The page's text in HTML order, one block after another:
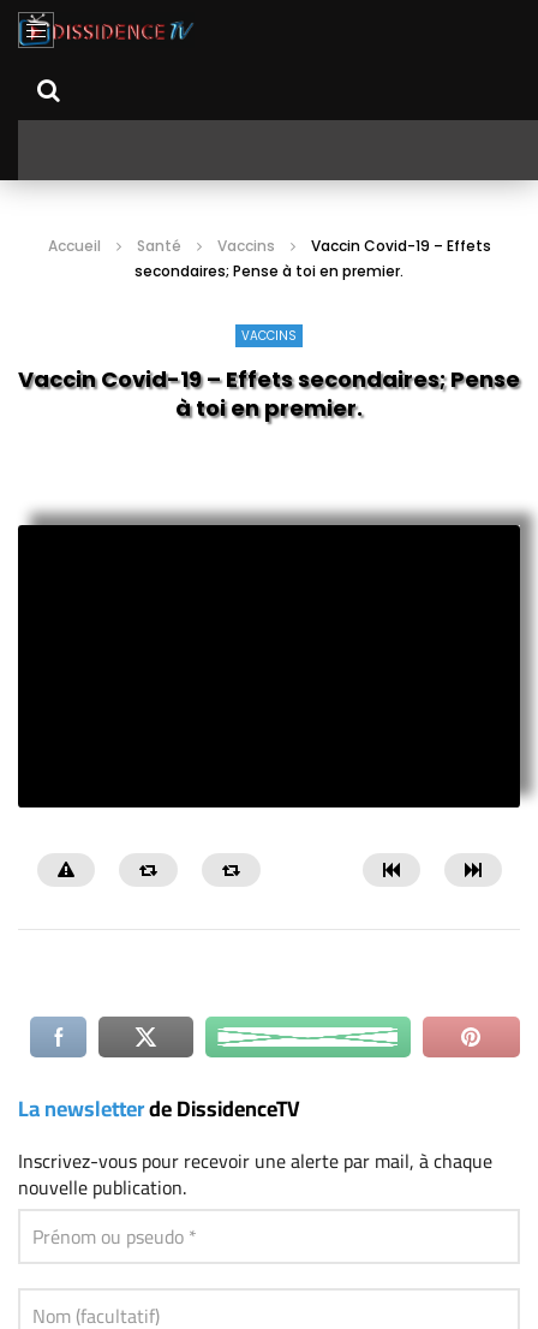
Accueil Santé Vaccins
Vaccin Covid-19 – Effets
secondaires; Pense à toi en premier.
VACCINS
Vaccin Covid-19 – Effets secondaires; Pense
à toi en premier.
La newsletterde DissidenceTV
Inscrivez-vouspour recevoir une alerte par mail, à chaque
nouvelle publication.